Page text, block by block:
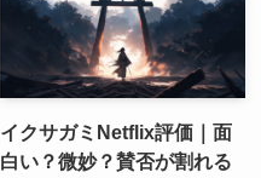
イクサガミNetflix評価｜面
白い？微妙？賛否が割れる